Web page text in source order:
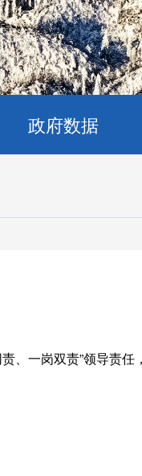
政府数据
、一岗双责”领导责任